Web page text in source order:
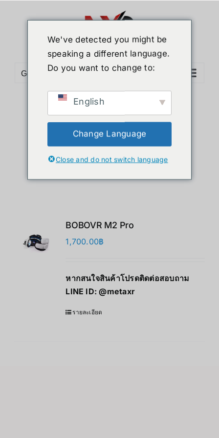
Go to...
Sort byDefault Order
Show24 Products
BOBOVR M2 Pro
1,700.00฿
หากสนใจสินค้าโปรดติดต่อสอบถาม
LINE ID:@metaxr
รายละเอียด
We've detected you might be
speaking a different language.
Do you want to change to:
English
Change Language
Close and do not switch language